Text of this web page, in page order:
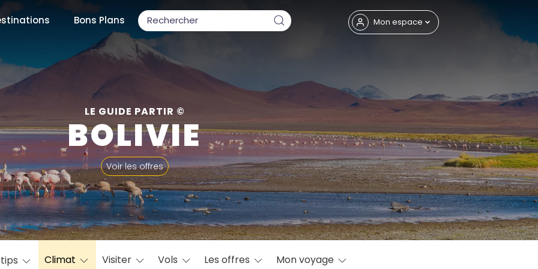
Bons Plans Mon espace
LE GUIDE PARTIR ©
BOLIVIE
Voir les offres
Climat Visiter Vols Les offres Mon voyage
Fermer
populaires
mois
Février Mars Avril Mai Juin Juillet Août
Septembre
Novembre Décembre